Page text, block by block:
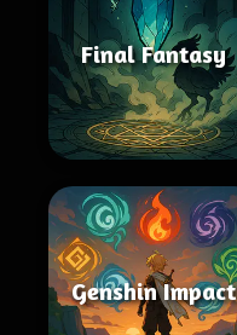
Final Fantasy
Genshin Impact